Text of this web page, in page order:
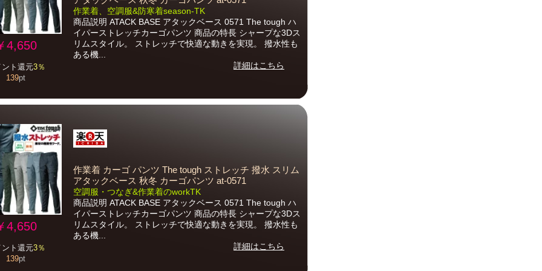
4,650
ト還元3％
139pt
作業着、空調服&防寒着season-TK
商品説明 ATACK BASE アタックベース 0571 The tough ハ
イパーストレッチカーゴパンツ 商品の特長 シャープな3Dス
リムスタイル。 ストレッチで快適な動きを実現。 撥水性も
ある機...
詳細はこちら
4,650
ト還元3％
139pt
作業着 カーゴ パンツ The tough ストレッチ 撥水 スリム
アタックベース 秋冬 カーゴパンツ at-0571
空調服・つなぎ&作業着のworkTK
商品説明 ATACK BASE アタックベース 0571 The tough ハ
イパーストレッチカーゴパンツ 商品の特長 シャープな3Dス
リムスタイル。 ストレッチで快適な動きを実現。 撥水性も
ある機...
詳細はこちら